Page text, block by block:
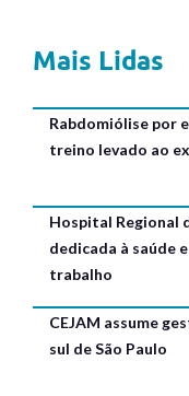
Mais Lidas
Rabdomiólise por
treino levado ao
Hospital Regional
dedicada à saúde
trabalho
CEJAM assume
sul de São Paulo